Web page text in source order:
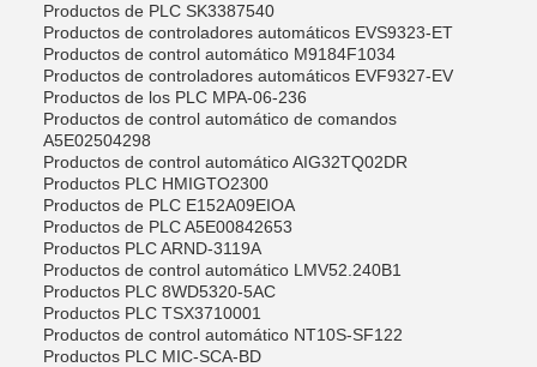
Productos de PLC SK3387540
Productos de controladores automáticos EVS9323-ET
Productos de control automático M9184F1034
Productos de controladores automáticos EVF9327-EV
Productos de los PLC MPA-06-236
Productos de control automático de comandos
A5E02504298
Productos de control automático AIG32TQ02DR
Productos PLC HMIGTO2300
Productos de PLC E152A09EIOA
Productos de PLC A5E00842653
Productos PLC ARND-3119A
Productos de control automático LMV52.240B1
Productos PLC 8WD5320-5AC
Productos PLC TSX3710001
Productos de control automático NT10S-SF122
Productos PLC MIC-SCA-BD